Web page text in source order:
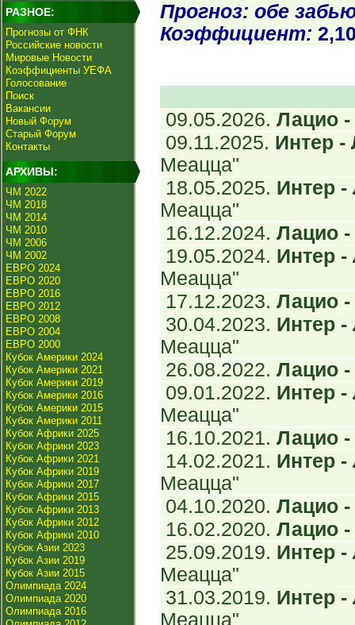
РАЗНОЕ:
Прогнозы от ФНК
Российские новости
Мировые Новости
Коэффициенты УЕФА
Голосование
Поиск
Вакансии
Новый Форум
Старый Форум
Контакты
АРХИВЫ:
ЧМ 2022
ЧМ 2018
ЧМ 2014
ЧМ 2010
ЧМ 2006
ЧМ 2002
ЕВРО 2024
ЕВРО 2020
ЕВРО 2016
ЕВРО 2012
ЕВРО 2008
ЕВРО 2004
ЕВРО 2000
Кубок Америки 2024
Кубок Америки 2021
Кубок Америки 2019
Кубок Америки 2016
Кубок Америки 2015
Кубок Америки 2011
Кубок Африки 2025
Кубок Африки 2023
Кубок Африки 2021
Кубок Африки 2019
Кубок Африки 2017
Кубок Африки 2015
Кубок Африки 2013
Кубок Африки 2012
Кубок Африки 2010
Кубок Азии 2023
Кубок Азии 2019
Кубок Азии 2015
Олимпиада 2024
Олимпиада 2020
Олимпиада 2016
Прогноз: обе
Коэффициент:
09.05.2026. Лацио -
09.11.2025. Интер -
Меацца"
18.05.2025. Интер -
Меацца"
16.12.2024. Лацио -
19.05.2024. Интер -
Меацца"
17.12.2023. Лацио -
30.04.2023. Интер -
Меацца"
26.08.2022. Лацио -
09.01.2022. Интер -
Меацца"
16.10.2021. Лацио -
14.02.2021. Интер -
Меацца"
04.10.2020. Лацио -
16.02.2020. Лацио -
25.09.2019. Интер -
Меацца"
31.03.2019. Интер -
Меацца"